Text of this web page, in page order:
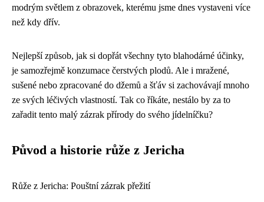
modrým světlem z obrazovek, kterému jsme dnes vystaveni více
než kdy dřív.
Nejlepší způsob, jak si dopřát všechny tyto blahodárné účinky,
je samozřejmě konzumace čerstvých plodů. Ale i mražené,
sušené nebo zpracované do džemů a šťáv si zachovávají mnoho
ze svých léčivých vlastností. Tak co říkáte, nestálo by za to
zařadit tento malý zázrak přírody do svého jídelníčku?
Původ a historie růže z Jericha
Růže z Jericha: Pouštní zázrak přežití